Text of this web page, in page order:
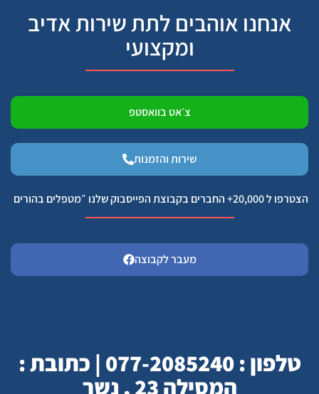
אנחנו אוהבים לתת שירות אדיב
ומקצועי
צ׳אט בוואסטפ
שירות והזמנות
הצטרפו ל 20,000+ החברים בקבוצת הפייסבוק שלנו ״מטפלים בהורים
מעבר לקבוצה
טלפון : 077-2085240 | כתובת :
המסילה 23 , נשר